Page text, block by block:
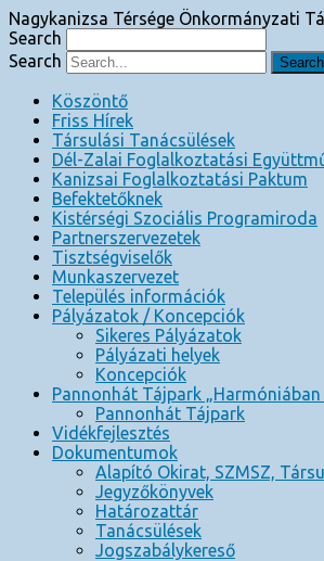
Nagykanizsa Térsége Önkormányzati
Search
Search
Köszöntő
Friss Hírek
Társulási Tanácsülések
Dél-Zalai Foglalkoztatási
Kanizsai Foglalkoztatási Paktum
Befektetőknek
Kistérségi Szociális Programiroda
Partnerszervezetek
Tisztségviselők
Munkaszervezet
Település információk
Pályázatok / Koncepciók
Sikeres Pályázatok
Pályázati helyek
Koncepciók
Pannonhát Tájpark
Pannonhát Tájpark
Vidékfejlesztés
Dokumentumok
Alapító Okirat, SZMSZ,
Jegyzőkönyvek
Határozattár
Tanácsülések
Jogszabálykereső